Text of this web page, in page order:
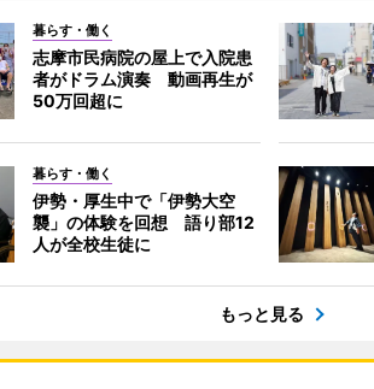
暮らす・働く
志摩市民病院の屋上で入院患
者がドラム演奏 動画再生が
50万回超に
暮らす・働く
伊勢・厚生中で「伊勢大空
襲」の体験を回想 語り部12
人が全校生徒に
もっと見る